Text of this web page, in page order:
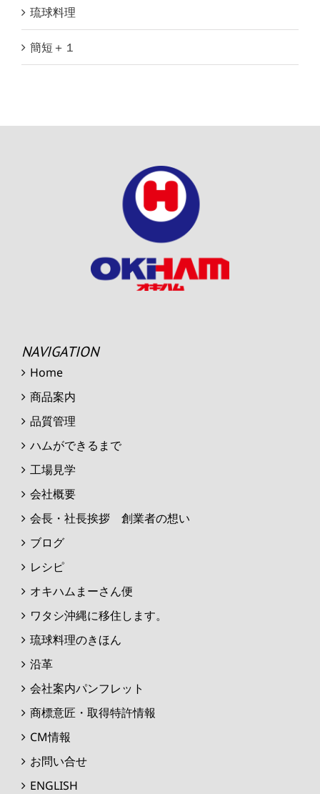
琉球料理
簡短＋１
NAVIGATION
Home
商品案内
品質管理
ハムができるまで
工場見学
会社概要
会長・社長挨拶 創業者の想い
ブログ
レシピ
オキハムまーさん便
ワタシ沖縄に移住します。
琉球料理のきほん
沿革
会社案内パンフレット
商標意匠・取得特許情報
CM情報
お問い合せ
ENGLISH